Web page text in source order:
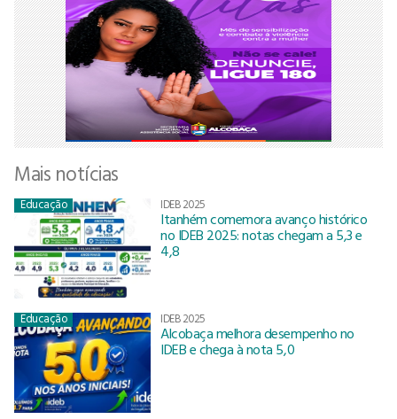
Mais notícias
Educação IDEB 2025
Itanhém comemora avanço histórico
no IDEB 2025: notas chegam a 5,3 e
4,8
Educação IDEB 2025
Alcobaça melhora desempenho no
IDEB e chega à nota 5,0